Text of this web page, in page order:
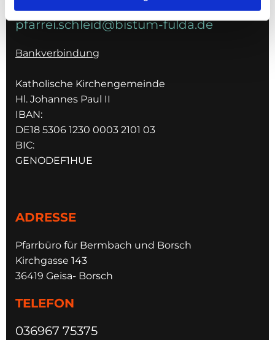
pfarrei.schleid@bistum-fulda.de
Bankverbindung
Katholische Kirchengemeinde
Hl. Johannes Paul II
IBAN:
DE18 5306 1230 0003 2101 03
BIC:
GENODEF1HUE
ADRESSE
Pfarrbüro für Bermbach und Borsch
Kirchgasse 143
36419 Geisa- Borsch
TELEFON
036967 75375